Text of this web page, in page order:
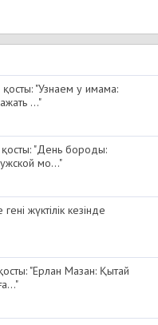
"Узнаем у имама:
..."
"День бороды:
мо..."
жүктілік кезінде
"Ерлан Мазан: Қытай